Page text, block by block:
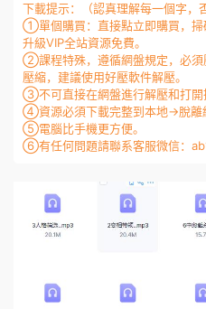
下載提示：（認真理解每一個字，
①單個購買：直接點立即購買，掃
升級VIP全站資源免費。
②課程特殊，遵循網盤規定，必須
壓縮，建議使用好壓軟件解壓。
③不可直接在網盤進行解壓和打開
④資源必須下載完整到本地→脫離
⑤電腦比手機更方便。
⑥有任何問題請聯系客服微信：